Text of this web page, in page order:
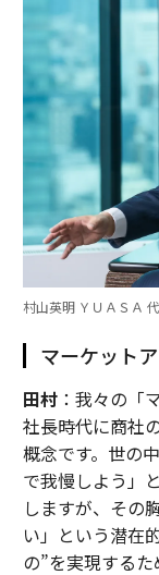
村山英明 ＹＵＡＳＡ
マーケット
田村：我々の「
社長時代に商社
概念です。世の
で我慢しよう」
しますが、その
い」という潜在
の”を実現する